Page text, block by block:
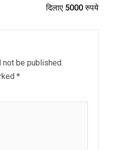
दिलाए 5000 रुपये
be published.
*